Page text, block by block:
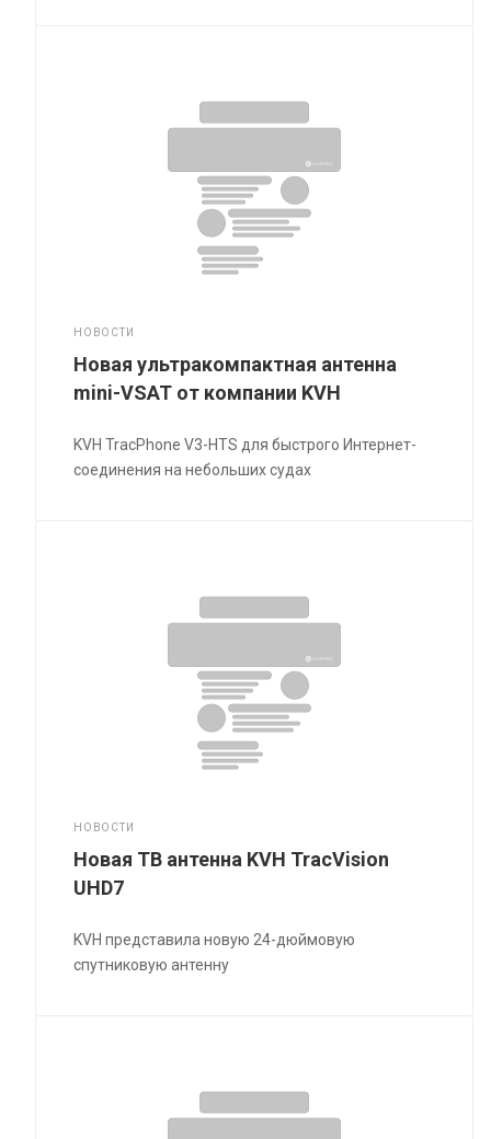
НОВОСТИ
Новая ультракомпактная антенна
mini-VSAT от компании KVH
KVH TracPhone V3-HTS для быстрого Интернет-
соединения на небольших судах
НОВОСТИ
Новая ТВ антенна KVH TracVision
UHD7
KVH представила новую 24-дюймовую
спутниковую антенну